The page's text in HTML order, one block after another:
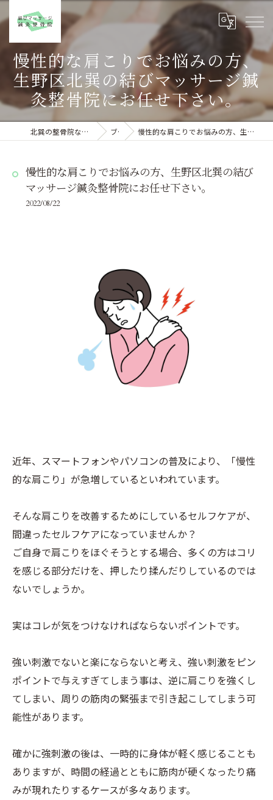
慢性的な肩こりでお悩みの方、
生野区北巽の結びマッサージ鍼
灸整骨院にお任せ下さい。
北巽の整骨院なら結びマッサージ鍼灸整骨院 ブログ 慢性的な肩こりでお悩みの方、生野区北巽の結びマッサージ鍼灸整骨院にお任せ下さい。
慢性的な肩こりでお悩みの方、生野区北巽の結び
マッサージ鍼灸整骨院にお任せ下さい。
2022/08/22
近年、スマートフォンやパソコンの普及により、「慢性
的な肩こり」が急増しているといわれています。
そんな肩こりを改善するためにしているセルフケアが、
間違ったセルフケアになっていませんか？
ご自身で肩こりをほぐそうとする場合、多くの方はコリ
を感じる部分だけを、押したり揉んだりしているのでは
ないでしょうか。
実はコレが気をつけなければならないポイントです。
強い刺激でないと楽にならないと考え、強い刺激をピン
ポイントで与えすぎてしまう事は、逆に肩こりを強くし
てしまい、周りの筋肉の緊張まで引き起こしてしまう可
能性があります。
確かに強刺激の後は、一時的に身体が軽く感じることも
ありますが、時間の経過とともに筋肉が硬くなったり痛
みが現れたりするケースが多々あります。